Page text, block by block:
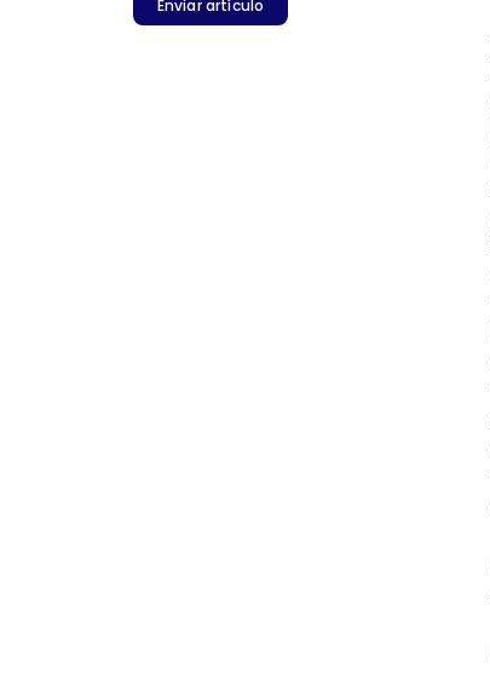
Enviar artículo